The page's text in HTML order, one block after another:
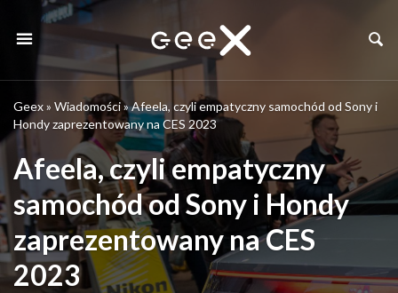
Geex» Wiadomości»Afeela, czyli empatyczny samochód od Sony i
Hondy zaprezentowany na CES 2023
Afeela, czyli empatyczny
samochód od Sony i Hondy
zaprezentowany na CES
2023